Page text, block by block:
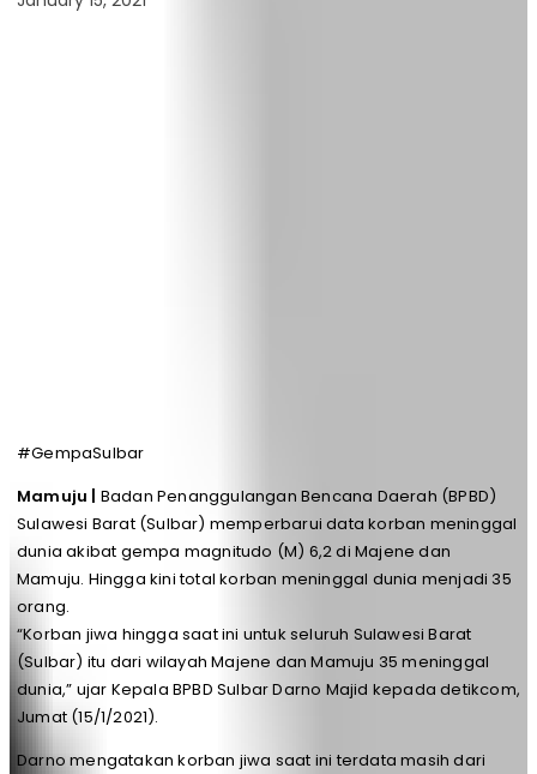
#GempaSulbar
Mamuju |
Badan Penanggulangan Bencana Daerah (BPBD)
Sulawesi Barat (Sulbar) memperbarui data korban meninggal
dunia akibat gempa magnitudo (M) 6,2 di Majene dan
Mamuju. Hingga kini total korban meninggal dunia menjadi 35
orang.
“Korban jiwa hingga saat ini untuk seluruh Sulawesi Barat
(Sulbar) itu dari wilayah Majene dan Mamuju 35 meninggal
dunia,” ujar Kepala BPBD Sulbar Darno Majid kepada detikcom,
Jumat (15/1/2021).
Darno mengatakan korban jiwa saat ini terdata masih dari